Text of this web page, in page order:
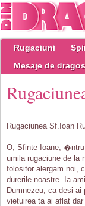
Rugaciuni
Mesaje de
Rugaciunea Sf.Ioan
O, Sfinte Ioane, �ntru
umila rugaciune de la
folositor alergam noi,
durerile noastre. Ia
Dumnezeu, ca desi ai
vietuirea ta ai aflat